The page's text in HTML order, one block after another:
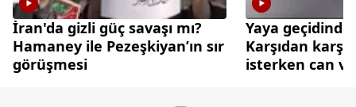
İran'da gizli güç savaşı mı?
Hamaney ile Pezeşkiyan’ın sır
görüşmesi
Yaya
Karşıdan
isterken can